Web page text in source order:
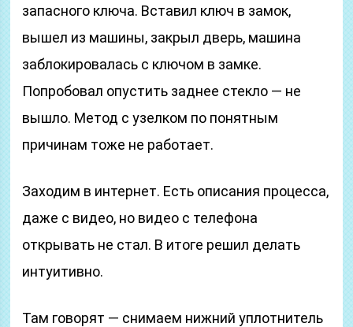
запасного ключа. Вставил ключ в замок,
вышел из машины, закрыл дверь, машина
заблокировалась с ключом в замке.
Попробовал опустить заднее стекло — не
вышло. Метод с узелком по понятным
причинам тоже не работает.
Заходим в интернет. Есть описания процесса,
даже с видео, но видео с телефона
открывать не стал. В итоге решил делать
интуитивно.
Там говорят — снимаем нижний уплотнитель